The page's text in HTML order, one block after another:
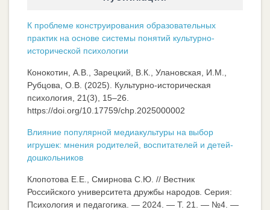
К проблеме конструирования образовательных
практик на основе системы понятий культурно-
исторической психологии
Конокотин, А.В., Зарецкий, В.К., Улановская, И.М.,
Рубцова, О.В. (2025). Культурно-историческая
психология, 21(3), 15–26.
https://doi.org/10.17759/chp.2025000002
Влияние популярной медиакультуры на выбор
игрушек: мнения родителей, воспитателей и детей-
дошкольников
Клопотова Е.Е., Смирнова С.Ю. // Вестник
Российского университета дружбы народов. Серия:
Психология и педагогика. — 2024. — Т. 21. — №4. —